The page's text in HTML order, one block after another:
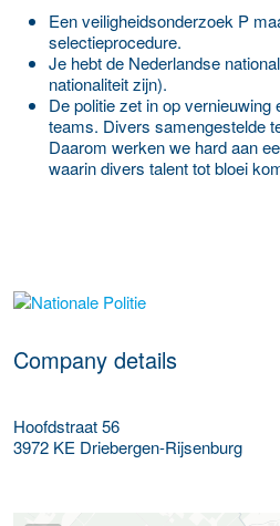
Een veiligheidsonderzoek P
selectieprocedure.
Je hebt de Nederlandse
nationaliteit zijn).
De politie zet in op
teams. Divers samengestelde
Daarom werken we hard aan
waarin divers talent tot bloei
More Employer Details
Company details
Hoofdstraat 56
3972 KE Driebergen-Rijsenburg